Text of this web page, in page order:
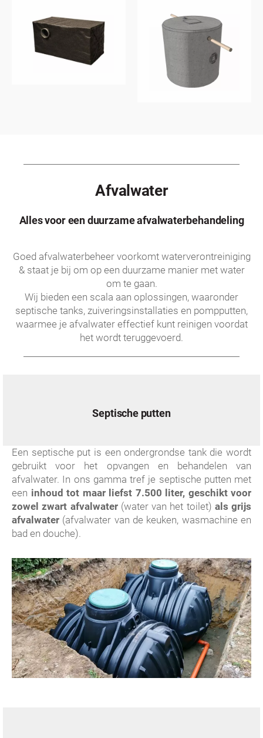
Afvalwater
Alles voor een duurzame afvalwaterbehandeling
Goed afvalwaterbeheer voorkomt waterverontreiniging
& staat je bij om op een duurzame manier met water
om te gaan.
Wij bieden een scala aan oplossingen, waaronder
septische tanks, zuiveringsinstallaties en pompputten,
waarmee je afvalwater effectief kunt reinigen voordat
het wordt teruggevoerd.
Septische putten
Een septische put is een ondergrondse tank die wordt
gebruikt voor het opvangen en behandelen van
afvalwater. In ons gamma tref je septische putten met
een inhoud tot maar liefst 7.500 liter, geschikt voor
zowel zwart afvalwater (water van het toilet) als grijs
afvalwater (afvalwater van de keuken, wasmachine en
bad en douche).